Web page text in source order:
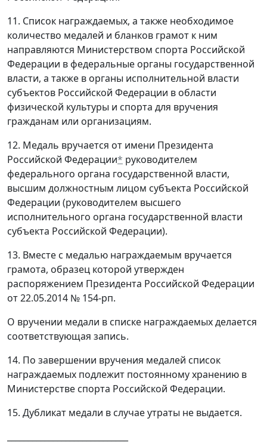
11. Список награждаемых, а также необходимое
количество медалей и бланков грамот к ним
направляются Министерством спорта Российской
Федерации в федеральные органы государственной
власти, а также в органы исполнительной власти
субъектов Российской Федерации в области
физической культуры и спорта для вручения
гражданам или организациям.
12. Медаль вручается от имени Президента
Российской Федерации* руководителем
федерального органа государственной власти,
высшим должностным лицом субъекта Российской
Федерации (руководителем высшего
исполнительного органа государственной власти
субъекта Российской Федерации).
13. Вместе с медалью награждаемым вручается
грамота, образец которой утвержден
распоряжением Президента Российской Федерации
от 22.05.2014 № 154-рп.
О вручении медали в списке награждаемых делается
соответствующая запись.
14. По завершении вручения медалей список
награждаемых подлежит постоянному хранению в
Министерстве спорта Российской Федерации.
15. Дубликат медали в случае утраты не выдается.